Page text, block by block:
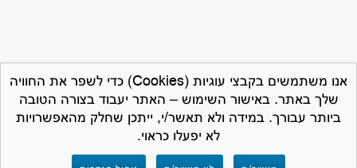
אנו משתמשים בקבצי עוגיות (Cookies) כדי לשפר את החוויה
שלך באתר. באישור השימוש – האתר יעבוד בצורה הטובה
ביותר עבורך. במידה ולא תאשר/י, ייתכן שחלק מהאפשרויות
לא יפעלו כראוי.